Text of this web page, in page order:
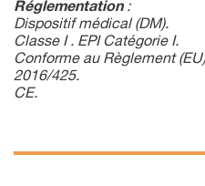
Réglementation:
Dispositif médical (DM).
Classe I . EPI Catégorie I.
Conforme au Règlement
2016/425.
CE.